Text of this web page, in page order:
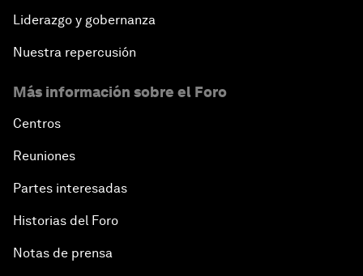
Liderazgo y gobernanza
Nuestra repercusión
Más información sobre el Foro
Centros
Reuniones
Partes interesadas
Historias del Foro
Notas de prensa